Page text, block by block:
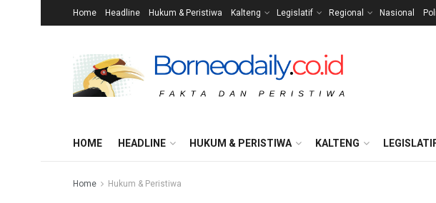
Home Headline Hukum & Peristiwa Kalteng Legislatif Regional Nasional
HOME HEADLINE HUKUM & PERISTIWA KALTENG
Home Hukum & Peristiwa